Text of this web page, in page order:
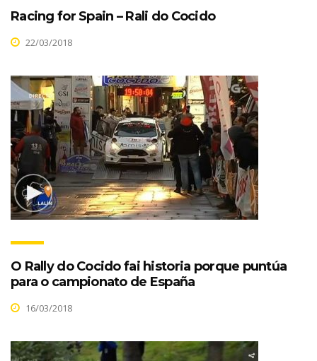
Racing for Spain – Rali do Cocido
22/03/2018
O Rally do Cocido fai historia porque puntúa
para o campionato de España
16/03/2018